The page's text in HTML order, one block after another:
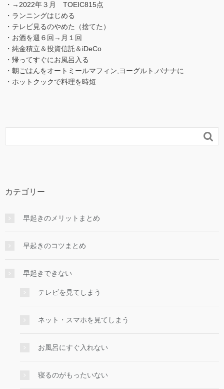
・→2022年３月 TOEIC815点
・ランニングはじめる
・テレビ見るのやめた（捨てた）
・お酒を週６回→月１回
・純金積立＆投資信託＆iDeCo
・帰ってすぐにお風呂入る
・朝ごはんをオートミールマフィン,ヨーグルト,バナナに
・ホットクックで料理を時短

カテゴリー
早起きのメリットまとめ
早起きのコツまとめ
早起きできない
テレビを見てしまう
ネット・スマホを見てしまう
お風呂にすぐ入れない
寝るのがもったいない